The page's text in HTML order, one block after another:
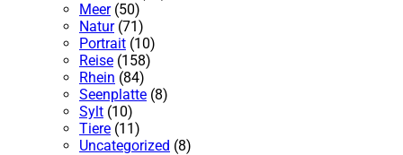
Meer(50)
Natur(71)
Portrait (10)
Reise (158)
Rhein (84)
Seenplatte (8)
Sylt (10)
Tiere (11)
Uncategorized (8)